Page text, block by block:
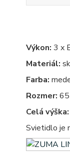
Výkon: 3 x
Materiál:
Farba:
Rozmer:
Celá výška:
Svietidlo je